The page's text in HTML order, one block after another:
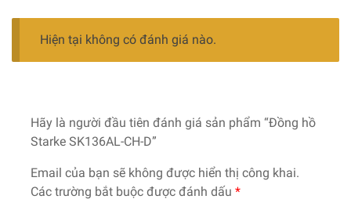
Hiện tại không có đánh giá nào.
Hãy là người đầu tiên đánh giá sản phẩm “Đồng hồ
Starke SK136AL-CH-D”
Email của bạn sẽ không được hiển thị công khai.
Các trường bắt buộc được đánh dấu *